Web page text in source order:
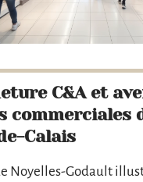
C&A et
commerciales
Calais
Noyelles-Godault